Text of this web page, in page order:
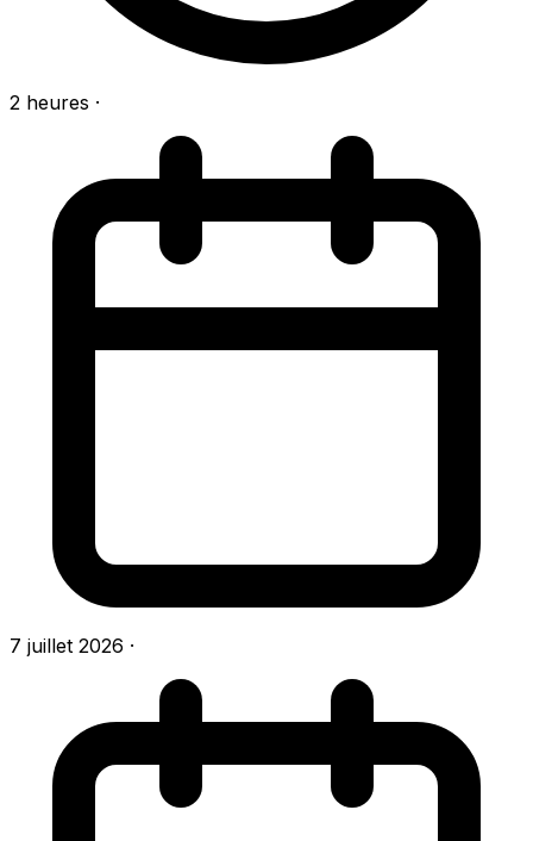
2 heures ·
7 juillet 2026 ·